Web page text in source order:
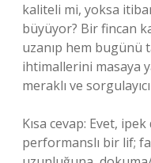
kaliteli mi, yoksa
büyüyor? Bir fincan
uzanıp hem bugünü
ihtimallerini masaya
meraklı ve
Kısa cevap: Evet,
performanslı bir lif;